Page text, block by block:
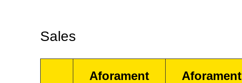
Sales
Aforament
Aforament